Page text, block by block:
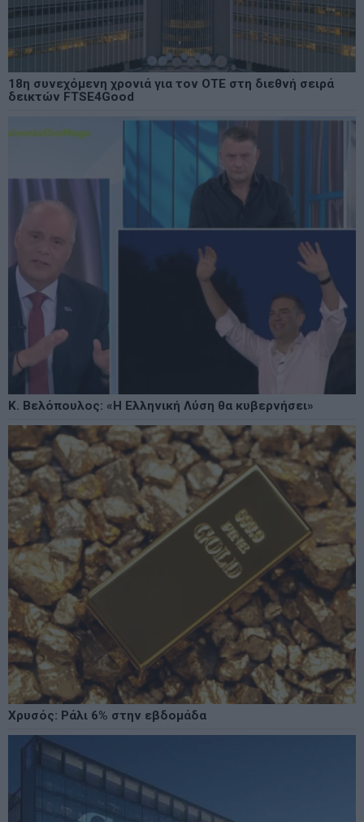
18η συνεχόμενη χρονιά για τον ΟΤΕ στη διεθνή σειρά
δεικτών FTSE4Good
Κ. Βελόπουλος: «Η Ελληνική Λύση θα κυβερνήσει»
Χρυσός: Ράλι 6% στην εβδομάδα